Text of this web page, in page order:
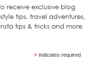
to receive exclusive blog
tips, travel adventures,
tips & tricks and more
*indicates required